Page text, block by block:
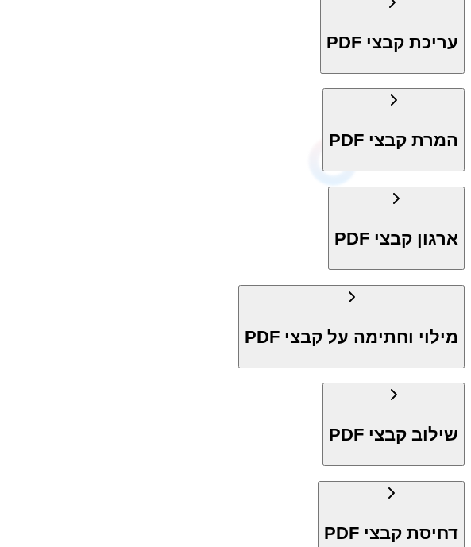
עריכת קבצי PDF
המרת קבצי PDF
ארגון קבצי PDF
מילוי וחתימה על קבצי PDF
שילוב קבצי PDF
דחיסת קבצי PDF